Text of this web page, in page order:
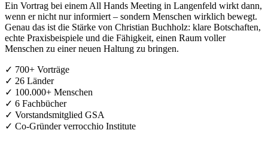
Ein Vortrag bei einem All Hands Meeting in Langenfeld wirkt dann,
wenn er nicht nur informiert – sondern Menschen wirklich bewegt.
Genau das ist die Stärke von Christian Buchholz: klare Botschaften,
echte Praxisbeispiele und die Fähigkeit, einen Raum voller
Menschen zu einer neuen Haltung zu bringen.
✓ 700+ Vorträge
✓ 26 Länder
✓ 100.000+ Menschen
✓ 6 Fachbücher
✓ Vorstandsmitglied GSA
✓ Co-Gründer verrocchio Institute